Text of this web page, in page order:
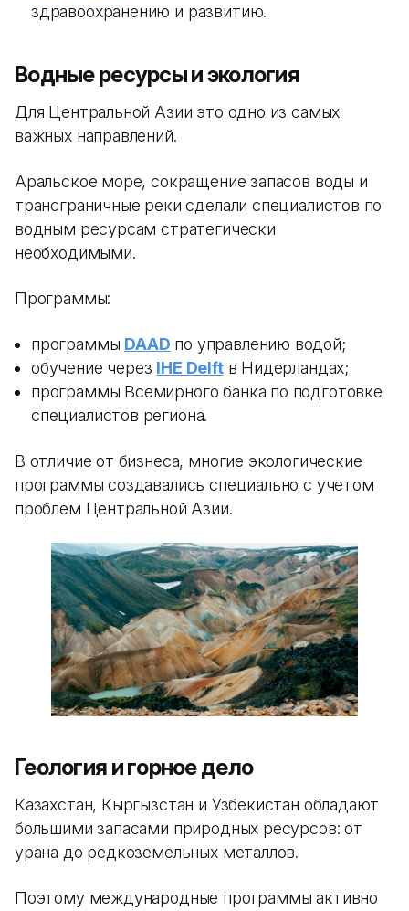
здравоохранению и развитию.
Водные ресурсы и экология
Для Центральной Азии это одно из самых
важных направлений.
Аральское море, сокращение запасов воды и
трансграничные реки сделали специалистов по
водным ресурсам стратегически
необходимыми.
Программы:
программы DAAD по управлению водой;
обучение через IHE Delftв Нидерландах;
программы Всемирного банка по подготовке
специалистов региона.
В отличие от бизнеса, многие экологические
программы создавались специально с учетом
проблем Центральной Азии.
Геология и горное дело
Казахстан, Кыргызстан и Узбекистан обладают
большими запасами природных ресурсов: от
урана до редкоземельных металлов.
Поэтому международные программы активно